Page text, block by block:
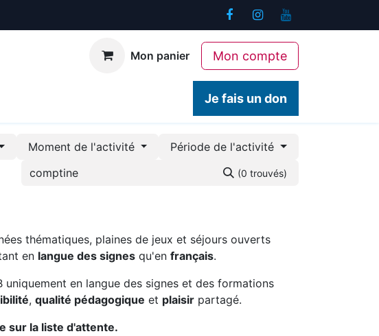
Mon panier Mon compte
Je fais un don
Moment de l'activité Période de l'activité
(0 trouvés)
thématiques, plaines de jeux et séjours ouverts
en langue des signes qu'en français.
en langue des signes et des formations
, qualité pédagogique et plaisir partagé.
sur la liste d'attente.